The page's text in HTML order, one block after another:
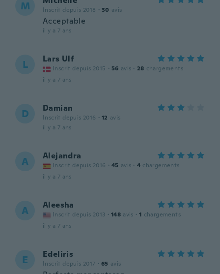
M Inscrit depuis 2018 · 30 avis
Acceptable
il y a 7 ans
L Lars Ulf
Inscrit depuis 2015 · 56 avis · 28 chargements
il y a 7 ans
D Damian
Inscrit depuis 2016 · 12 avis
il y a 7 ans
A Alejandra
Inscrit depuis 2016 · 45 avis · 4 chargements
il y a 7 ans
A Aleesha
Inscrit depuis 2013 · 148 avis · 1 chargements
il y a 7 ans
E Edeliris
Inscrit depuis 2017 · 65 avis